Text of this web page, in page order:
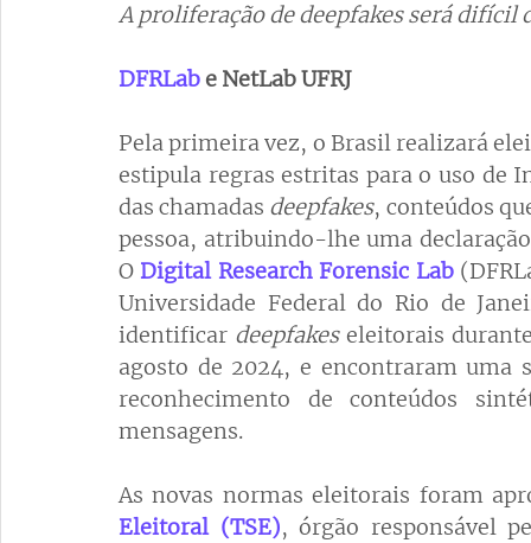
A proliferação de deepfakes será difícil
DFRLab e NetLab UFRJ
Pela primeira vez, o Brasil realizará
estipula regras estritas para o uso de
das chamadas deepfakes, conteúdos
pessoa, atribuindo-lhe uma
O Digital Research Forensic Lab
Universidade Federal do Rio de
identificar deepfakes eleitorais
agosto de 2024, e encontraram uma
reconhecimento de conteúdos
mensagens.
As novas normas eleitorais foram
Eleitoral (TSE), órgão responsável